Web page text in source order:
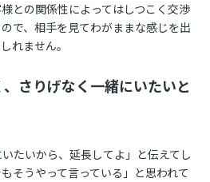
との関係性によってはしつこく交渉
で、相手を見てわがままな感じを出
れません。
さりげなく一緒にいたいと
たいから、延長してよ」と伝えてし
そうやって言っている」と思われて